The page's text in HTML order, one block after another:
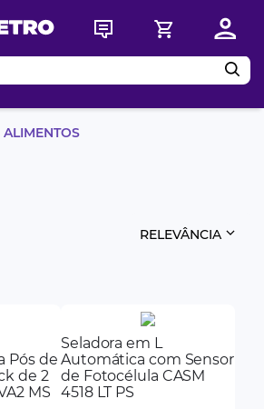
ALIMENTOS
RELEVÂNCIA
Pós de
de 2
MS
Seladora em L
Automática com Sensor
de Fotocélula CASM
4518 LT PS